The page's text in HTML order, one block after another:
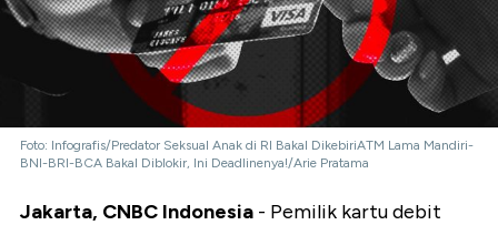
Foto: Infografis/Predator Seksual Anak di RI Bakal DikebiriATM Lama Mandiri-
BNI-BRI-BCA Bakal Diblokir, Ini Deadlinenya!/Arie Pratama
Jakarta, CNBC Indonesia - Pemilik kartu debit